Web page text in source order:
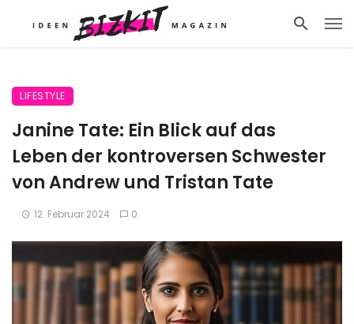
LIFESTYLE
Janine Tate: Ein Blick auf das
Leben der kontroversen Schwester
von Andrew und Tristan Tate
12. Februar 2024 0